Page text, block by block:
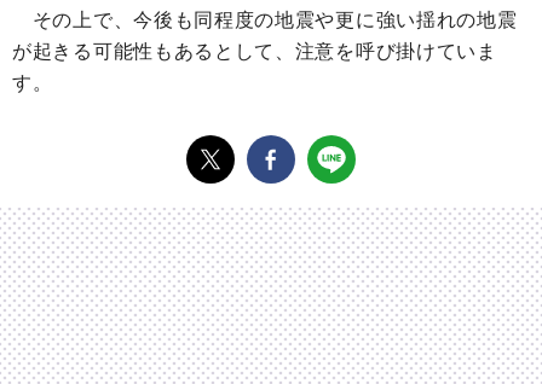
その上で、今後も同程度の地震や更に強い揺れの地震
が起きる可能性もあるとして、注意を呼び掛けていま
す。